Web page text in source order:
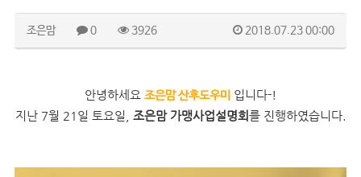
조은맘 0 3926 2018.07.23 00:00
안녕하세요 조은맘 산후도우미
입니다-!
지난 7월 21일 토요일, 조은맘 가맹사업설명회를 진행하였습니다.